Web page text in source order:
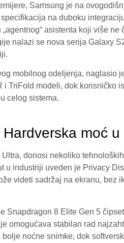
Samsung je na
na duboku
asistenta koji više
nalazi se nova serija Galaxy
mobilnog odeljenja, naglasio
i TriFold modeli, dok korisničko
celog sistema.
moć
donosi nekoliko
u industriji uveden je Privacy
videti sadržaj na ekranu, bez
Snapdragon 8 Elite Gen 5
omogućava stabilan rad
noćne snimke, dok